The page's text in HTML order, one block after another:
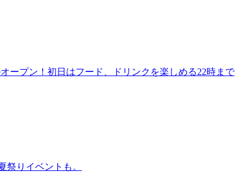
ープン！初日はフード、ドリンクを楽しめる22時まで
祭りイベントも。